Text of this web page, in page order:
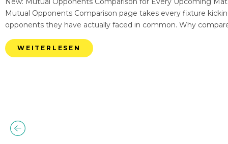
Mutual Opponents Comparison page takes every fixture
opponents they have actually faced in common. Why
WEITERLESEN